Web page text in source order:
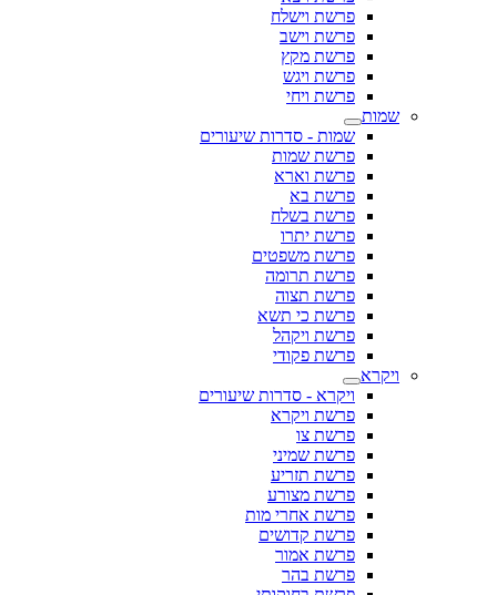
פרשת וישלח
פרשת וישב
פרשת מקץ
פרשת ויגש
פרשת ויחי
שמות
שמות - סדרות שיעורים
פרשת שמות
פרשת וארא
פרשת בא
פרשת בשלח
פרשת יתרו
פרשת משפטים
פרשת תרומה
פרשת תצוה
פרשת כי תשא
פרשת ויקהל
פרשת פקודי
ויקרא
ויקרא - סדרות שיעורים
פרשת ויקרא
פרשת צו
פרשת שמיני
פרשת תזריע
פרשת מצורע
פרשת אחרי מות
פרשת קדושים
פרשת אמור
פרשת בהר